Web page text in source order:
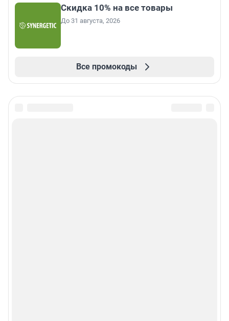
Скидка 10% на все товары
До 31 августа, 2026
Все промокоды